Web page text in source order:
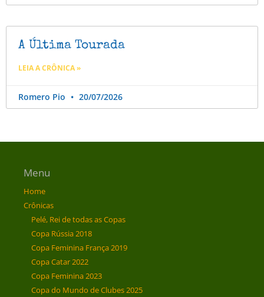
A Última Tourada
LEIA A CRÔNICA »
Romero Pio 20/07/2026
Menu
Home
Crônicas
Pelé, Rei de todas as Copas
Copa Rússia 2018
Copa Feminina França 2019
Copa Catar 2022
Copa Feminina 2023
Copa do Mundo de Clubes 2025